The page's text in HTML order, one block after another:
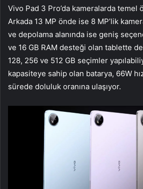
Vivo Pad 3 Pro’da kameralarda temel
Arkada 13 MP önde ise 8 MP’lik
ve depolama alanında ise geniş
ve 16 GB RAM desteği olan tablette
128, 256 ve 512 GB seçimler
kapasiteye sahip olan batarya, 66W
sürede doluluk oranına ulaşıyor.